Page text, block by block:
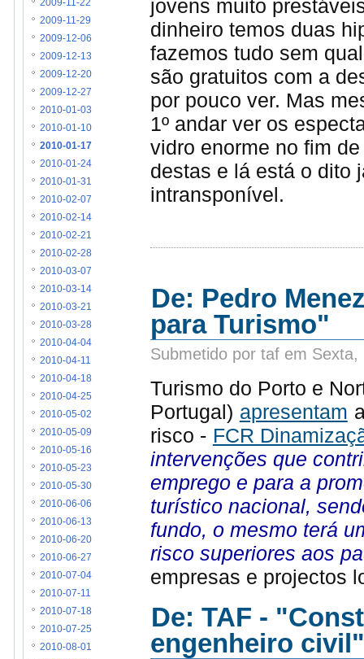
jovens muito
dinheiro temos duas
fazemos tudo sem
são gratuitos com a
por pouco ver. Mas
1º andar ver os
vidro enorme no fim
destas e lá está o dito
intransponível.
De: Pedro
para Turismo"
Submetido por taf em
Turismo do Porto e
Portugal) apresentam
risco - FCR
intervenções que
emprego e para a
turístico nacional,
fundo, o mesmo terá
risco superiores aos
empresas e projectos
De: TAF -
engenheiro civil"
2009-11-22
2009-11-29
2009-12-06
2009-12-13
2009-12-20
2009-12-27
2010-01-03
2010-01-10
2010-01-17
2010-01-24
2010-01-31
2010-02-07
2010-02-14
2010-02-21
2010-02-28
2010-03-07
2010-03-14
2010-03-21
2010-03-28
2010-04-04
2010-04-11
2010-04-18
2010-04-25
2010-05-02
2010-05-09
2010-05-16
2010-05-23
2010-05-30
2010-06-06
2010-06-13
2010-06-20
2010-06-27
2010-07-04
2010-07-11
2010-07-18
2010-07-25
2010-08-01